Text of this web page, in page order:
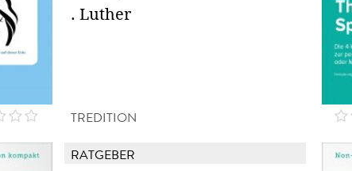
. Luther
TREDITION
RATGEBER